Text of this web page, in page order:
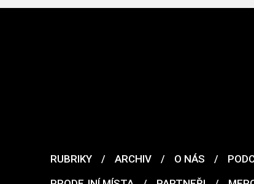
RUBRIKY / ARCHIV / O NÁS /